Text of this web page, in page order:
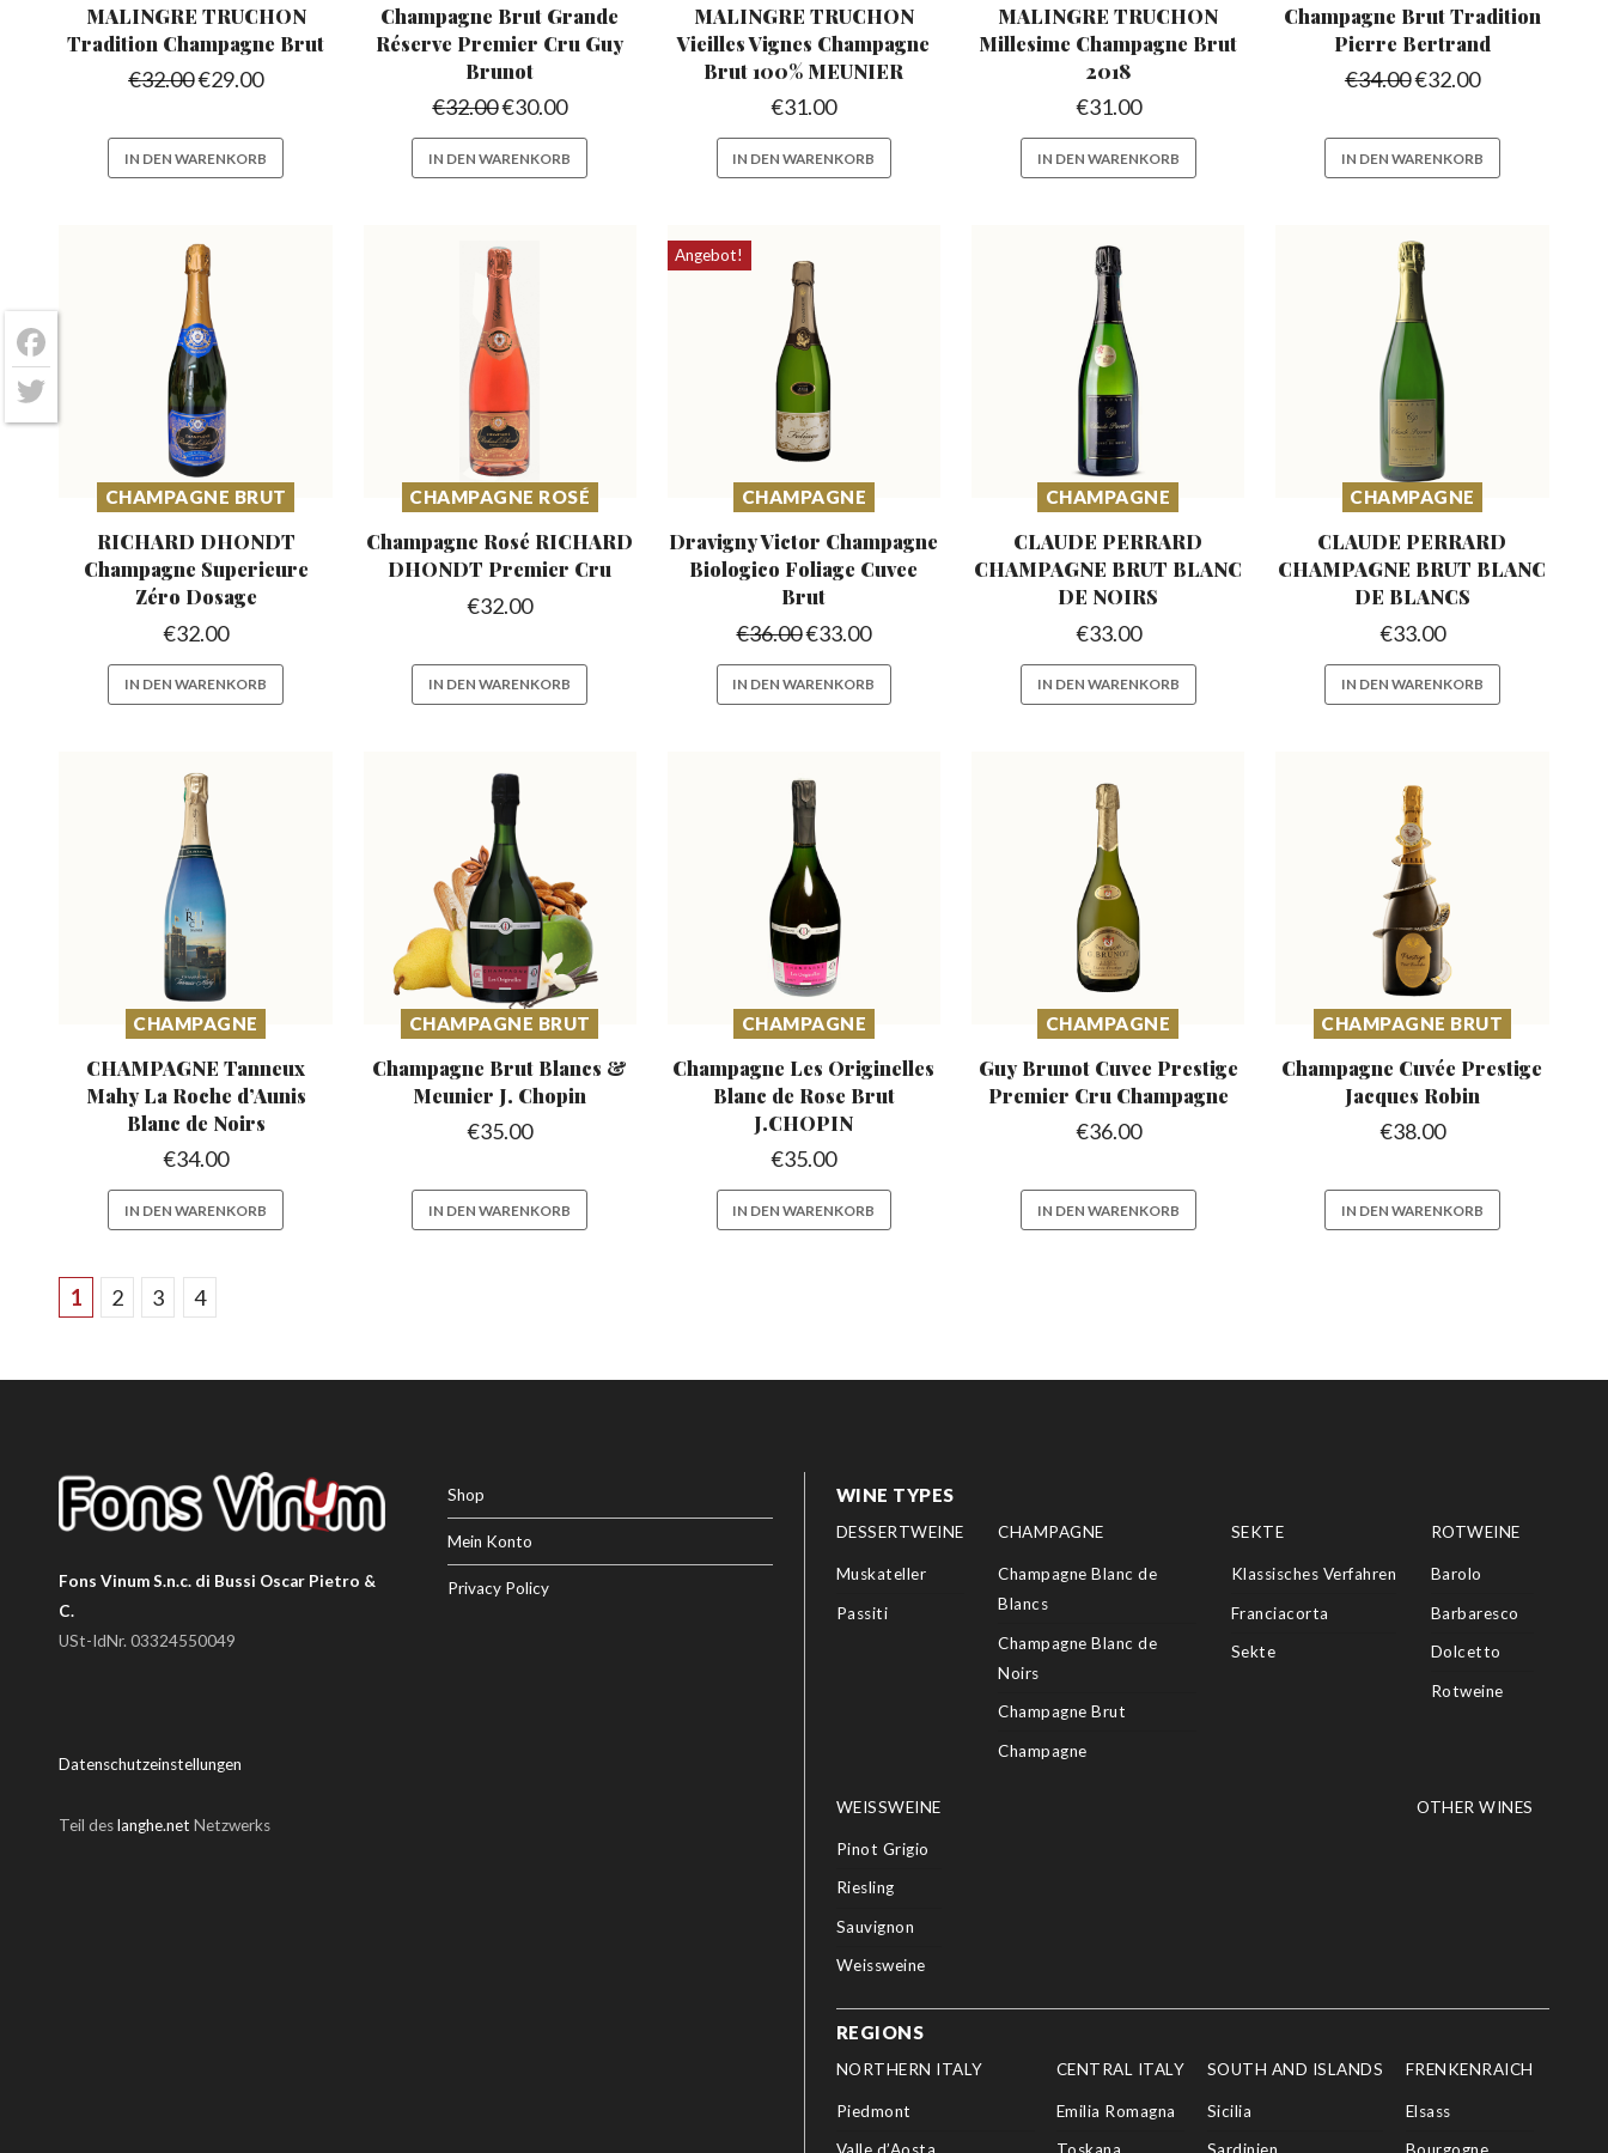
MALINGRE TRUCHON
Tradition Champagne Brut
€32.00€29.00
IN DEN WARENKORB
Champagne Brut Grande
Réserve Premier Cru Guy
Brunot
€32.00€30.00
IN DEN WARENKORB
MALINGRE TRUCHON
Vieilles Vignes Champagne
Brut 100% MEUNIER
€31.00
IN DEN WARENKORB
MALINGRE TRUCHON
Millesime Champagne Brut
2018
€31.00
IN DEN WARENKORB
Champagne Brut Tradition
Pierre Bertrand
€34.00€32.00
IN DEN WARENKORB
CHAMPAGNE BRUT
RICHARD DHONDT
Champagne Superieure
Zéro Dosage
€32.00
IN DEN WARENKORB
CHAMPAGNE ROSÉ
Champagne Rosé RICHARD
DHONDT Premier Cru
€32.00
IN DEN WARENKORB
Angebot!
CHAMPAGNE
Dravigny Victor Champagne
Biologico Foliage Cuvee
Brut
€36.00€33.00
IN DEN WARENKORB
CHAMPAGNE
CLAUDE PERRARD
CHAMPAGNE BRUT BLANC
DE NOIRS
€33.00
IN DEN WARENKORB
CHAMPAGNE
CLAUDE PERRARD
CHAMPAGNE BRUT BLANC
DE BLANCS
€33.00
IN DEN WARENKORB
CHAMPAGNE
CHAMPAGNE Tanneux
Mahy La Roche d’Aunis
Blanc de Noirs
€34.00
IN DEN WARENKORB
CHAMPAGNE BRUT
Champagne Brut Blancs &
Meunier J. Chopin
€35.00
IN DEN WARENKORB
CHAMPAGNE
Champagne Les Originelles
Blanc de Rose Brut
J.CHOPIN
€35.00
IN DEN WARENKORB
CHAMPAGNE
Guy Brunot Cuvee Prestige
Premier Cru Champagne
€36.00
IN DEN WARENKORB
CHAMPAGNE BRUT
Champagne Cuvée Prestige
Jacques Robin
€38.00
IN DEN WARENKORB
1 2 3 4
Fons Vinum S.n.c. di Bussi Oscar Pietro &
C.
USt-IdNr. 03324550049
Datenschutzeinstellungen
Teil deslanghe.net Netzwerks
Shop
Mein Konto
Privacy Policy
WINE TYPES
DESSERTWEINE
Muskateller
Passiti
CHAMPAGNE
Champagne Blanc de
Blancs
Champagne Blanc de
Noirs
Champagne Brut
Champagne
SEKTE
Klassisches Verfahren
Franciacorta
Sekte
ROTWEINE
Barolo
Barbaresco
Dolcetto
Rotweine
WEISSWEINE
Pinot Grigio
Riesling
Sauvignon
Weissweine
OTHER WINES
REGIONS
NORTHERN ITALY
Piedmont
CENTRAL ITALY
Emilia Romagna
SOUTH AND ISLANDS
Sicilia
FRENKENRAICH
Elsass
Facebook
Twitter